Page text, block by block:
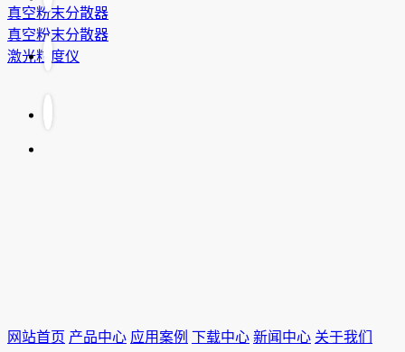
真空粉末分散器
真空粉末分散器
激光粒度仪
网站首页 产品中心 应用案例 下载中心 新闻中心 关于我们